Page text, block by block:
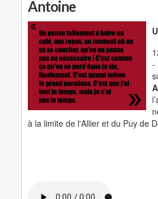
Antoine
-
à la limite de l'Allier et du Puy de